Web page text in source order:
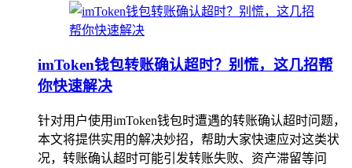
imToken钱包转账确认超时？别慌，这几招帮
你快速解决
针对用户使用imToken钱包时遭遇的转账确认超时问题，
本文将提供实用的解决妙招，帮助大家快速应对这类状
况，转账确认超时可能引发转账失败、资产滞留等问